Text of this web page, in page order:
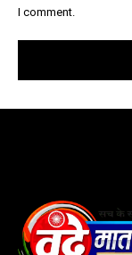
I comment.